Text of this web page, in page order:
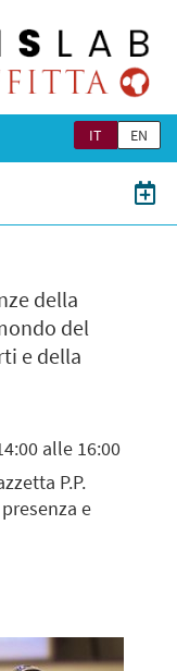
IT EN
della
del
e della
alle 16:00
P.P.
e